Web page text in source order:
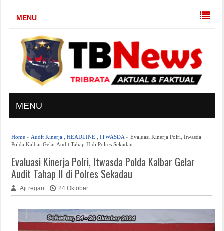
MENU
MENU
Home» Audit Kinerja, HEADLINE, ITWASDA» Evaluasi Kinerja Polri, Itwasda
Polda Kalbar Gelar Audit Tahap II di Polres Sekadau
Evaluasi Kinerja Polri, Itwasda Polda Kalbar Gelar
Audit Tahap II di Polres Sekadau
Aji regant 24 Oktober